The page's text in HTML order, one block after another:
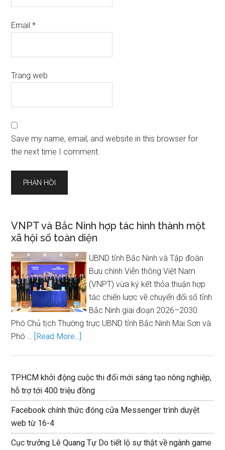
Email*
Trang web
Save my name, email, and website in this browser for
the next time I comment.
VNPT và Bắc Ninh hợp tác hình thành một
xã hội số toàn diện
UBND tỉnh Bắc Ninh và Tập đoàn
Bưu chính Viễn thông Việt Nam
(VNPT) vừa ký kết thỏa thuận hợp
tác chiến lược về chuyển đổi số tỉnh
Bắc Ninh giai đoạn 2026–2030.
Phó Chủ tịch Thường trực UBND tỉnh Bắc Ninh Mai Sơn và
Phó … [Read More...]
TPHCM khởi động cuộc thi đổi mới sáng tạo nông nghiệp,
hỗ trợ tới 400 triệu đồng
Facebook chính thức đóng cửa Messenger trình duyệt
web từ 16-4
Cục trưởng Lê Quang Tự Do tiết lộ sự thật về ngành game